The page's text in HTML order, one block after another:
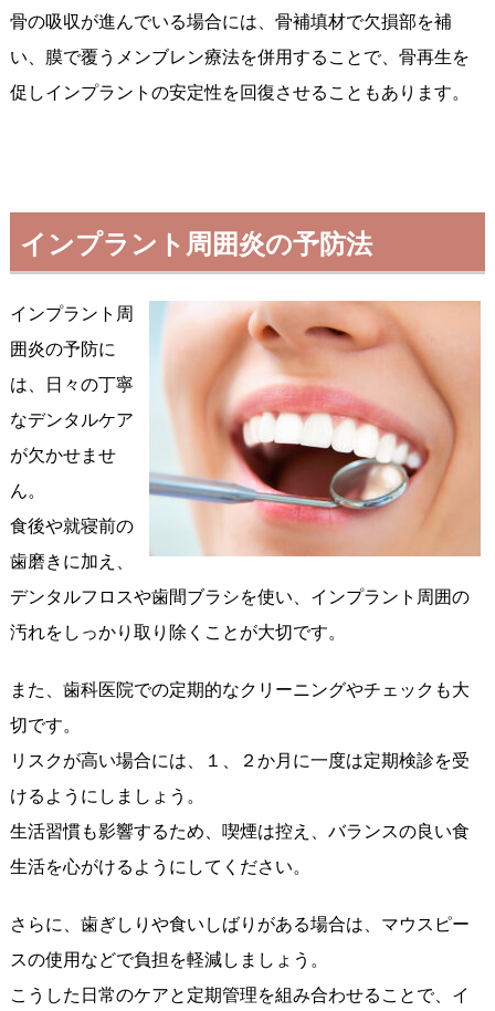
骨の吸収が進んでいる場合には、骨補填材で欠損部を補
い、膜で覆うメンブレン療法を併用することで、骨再生を
促しインプラントの安定性を回復させることもあります。
インプラント周囲炎の予防法
インプラント周
囲炎の予防に
は、日々の丁寧
なデンタルケア
が欠かせませ
ん。
食後や就寝前の
歯磨きに加え、
デンタルフロスや歯間ブラシを使い、インプラント周囲の
汚れをしっかり取り除くことが大切です。
また、歯科医院での定期的なクリーニングやチェックも大
切です。
リスクが高い場合には、１、２か月に一度は定期検診を受
けるようにしましょう。
生活習慣も影響するため、喫煙は控え、バランスの良い食
生活を心がけるようにしてください。
さらに、歯ぎしりや食いしばりがある場合は、マウスピー
スの使用などで負担を軽減しましょう。
こうした日常のケアと定期管理を組み合わせることで、イ